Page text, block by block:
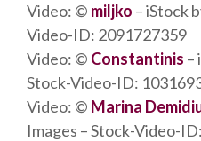
Video: © miljko – iStock
Video-ID: 2091727359
Video: © Constantinis –
Stock-Video-ID:
Video: © Marina
Images – Stock-Video-